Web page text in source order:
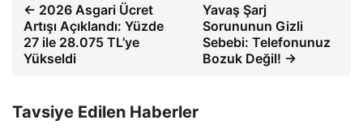
← 2026 Asgari Ücret
Artışı Açıklandı: Yüzde
27 ile 28.075 TL’ye
Yükseldi
Yavaş Şarj
Sorununun Gizli
Sebebi: Telefonunuz
Bozuk Değil! →
Tavsiye Edilen Haberler